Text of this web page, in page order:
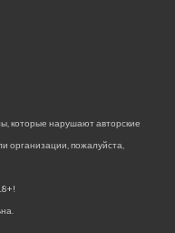
которые нарушают авторские
организации, пожалуйста,